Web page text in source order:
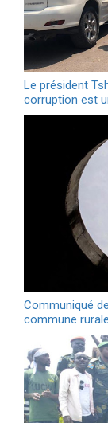
Le président
corruption est
Communiqué
commune